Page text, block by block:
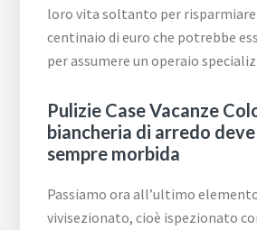
loro vita soltanto per risparmiare
centinaio di euro che potrebbe
per assumere un operaio
Pulizie Case Vacanze
biancheria di arredo
sempre morbida
Passiamo ora all’ultimo
vivisezionato, cioè ispezionato